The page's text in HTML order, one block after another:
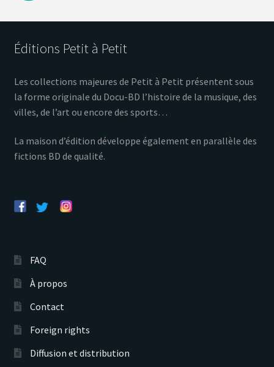
Éditions Petit à Petit
Les collections majeures de Petit à Petit présentent sous
la forme originale du Docu-BD l’histoire de la musique, des
villes, de l’art ou encore des sports…
La maison d’édition développe également en parallèle des
fictions BD de qualité.
FAQ
À propos
Contact
Foreign rights
Diffusion et distribution